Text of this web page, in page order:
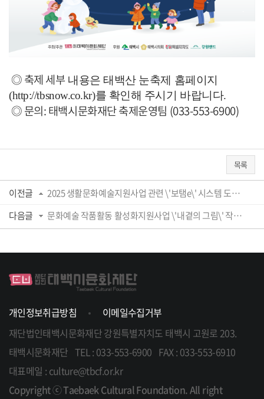
◎ 축제 세부내용은 태백산 눈축제 홈페이지
(http://tbsnow.co.kr)를 확인해 주시기 바랍니다.
◎ 문의: 태백시문화재단 축제운영팀 (033-553-6900)
목록
이전글
2025 생활문화예술지원사업 관련 \'보탬e\' 시스템 도입 안내
다음글
문화예술 작품활동 활성화지원사업 \'내곁의 그림\' 작품 모집공고(2025.1.31. 수정)
개인정보취급방침
이메일수집거부
재단법인태백시문화재단강원특별자치도 태백시 고원로 203.
태백시문화재단 TEL : 033-553-6900 FAX : 033-553-6910
대표메일 : culture@tbcf.or.kr
Copyright ⓒ Taebaek Cultural Foundation. All right